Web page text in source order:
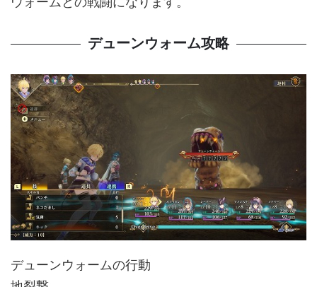
デューンウォーム攻略
デューンウォームの行動